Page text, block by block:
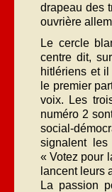
drapeau des
ouvrière
Le cercle
centre dit,
hitlériens et
le premier
voix. Les
numéro 2
social-
signalent les
« Votez pour
lancent leurs
La passion